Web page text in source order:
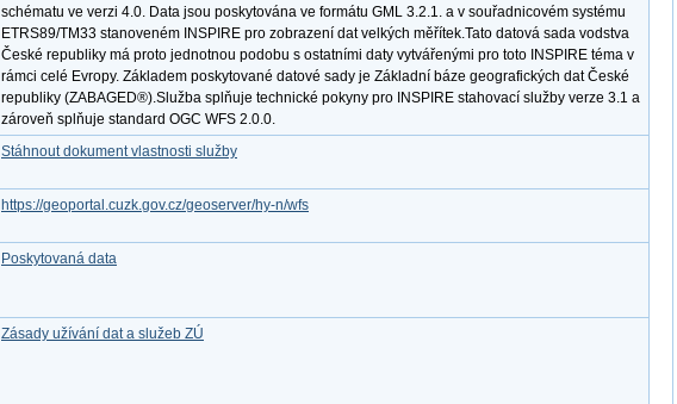
schématu ve verzi 4.0. Data jsou poskytována ve formátu GML 3.2.1. a v souřadnicovém systému
ETRS89/TM33 stanoveném INSPIRE pro zobrazení dat velkých měřítek.Tato datová sada vodstva
České republiky má proto jednotnou podobu s ostatními daty vytvářenými pro toto INSPIRE téma v
rámci celé Evropy. Základem poskytované datové sady je Základní báze geografických dat České
republiky (ZABAGED®).Služba splňuje technické pokyny pro INSPIRE stahovací služby verze 3.1 a
zároveň splňuje standard OGC WFS 2.0.0.
Stáhnout dokument vlastnosti služby
https://geoportal.cuzk.gov.cz/geoserver/hy-n/wfs
Poskytovaná data
Zásady užívání dat a služeb ZÚ